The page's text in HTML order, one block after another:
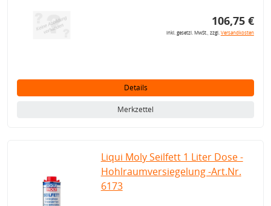
106,75 €
inkl. gesetzl. MwSt., zzgl.Versandkosten
Details
Merkzettel
Liqui Moly Seilfett 1 Liter Dose -
Hohlraumversiegelung -Art.Nr.
6173